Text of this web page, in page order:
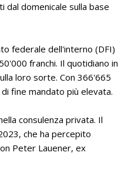
domenicale sulla base
federale dell'interno (DFI)
franchi. Il quotidiano in
loro sorte. Con 366'665
fine mandato più elevata.
consulenza privata. Il
che ha percepito
Peter Lauener, ex